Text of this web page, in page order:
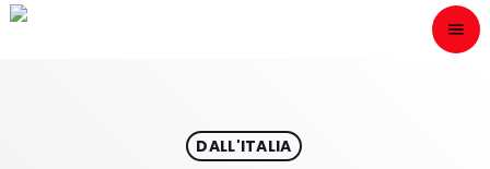
menu
DALL'ITALIA